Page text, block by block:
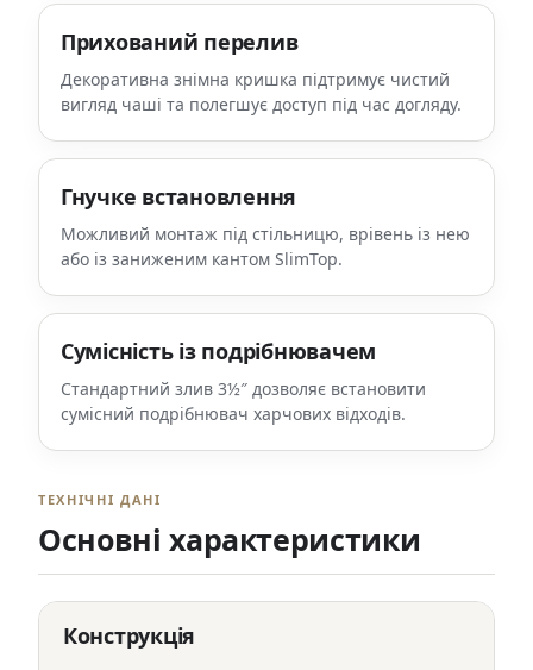
Прихований перелив
Декоративна знімна кришка підтримує чистий
вигляд чаші та полегшує доступ під час догляду.
Гнучке встановлення
Можливий монтаж під стільницю, врівень із нею
або із заниженим кантом SlimTop.
Сумісність із подрібнювачем
Стандартний злив 3½″ дозволяє встановити
сумісний подрібнювач харчових відходів.
ТЕХНІЧНІ ДАНІ
Основні характеристики
Конструкція